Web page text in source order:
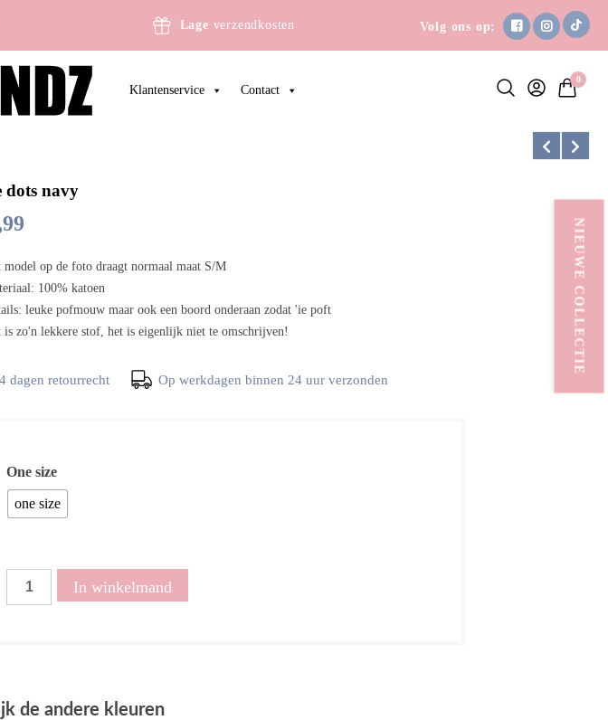
Lage verzendkosten Volg ons op:
Klantenservice Contact
0
NIEUWE COLLECTIE
dots navy
model op de foto draagt normaal maat S/M
100% katoen
leuke pofmouw maar ook een boord onderaan zodat 'ie poft
is zo'n lekkere stof, het is eigenlijk niet te omschrijven!
dagen retourrecht Op werkdagen binnen 24 uur verzonden
One size
one size
Jasje
In winkelmand
de andere kleuren